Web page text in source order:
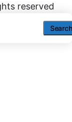
Search
Search
reserved